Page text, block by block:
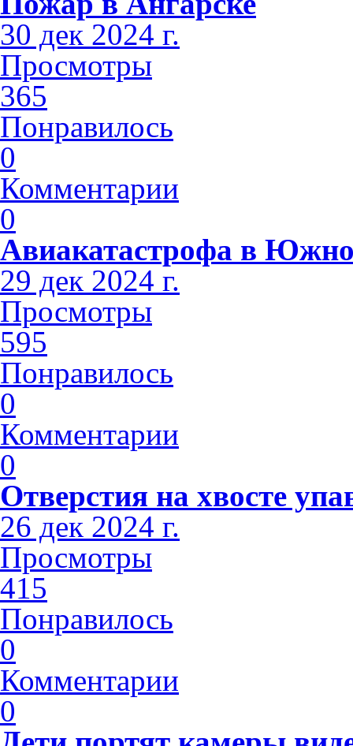
30 дек 2024 г.
Просмотры
365
Понравилось
0
Комментарии
0
Авиакатастрофа в
29 дек 2024 г.
Просмотры
595
Понравилось
0
Комментарии
0
Отверстия на хвосте
26 дек 2024 г.
Просмотры
415
Понравилось
0
Комментарии
0